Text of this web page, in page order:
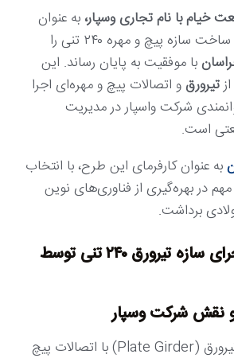
خیام با نام تجاری وسپار، به عنوان
مجری اصلی، پروژه ساخت سازه پیچ و مهره ۲۴۰ تنی را
با موفقیت به پایان رساند. این
تیرورق و اتصالات پیچ و مهره‌ای اجرا
شرکت واسپار در مدیریت
است.
به عنوان کارفرمای این طرح، با انتخاب
در بهره‌گیری از فناوری‌های نوین
برداشت.
جزئیات پروژه: اجرای سازه تیرورق ۲۴۰ تنی توسط
شرکت وسپار
تیرورق (Plate Girder) با اتصالات پیچ